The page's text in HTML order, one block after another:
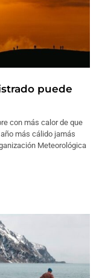
puede
con más calor de que
más cálido jamás
Meteorológica